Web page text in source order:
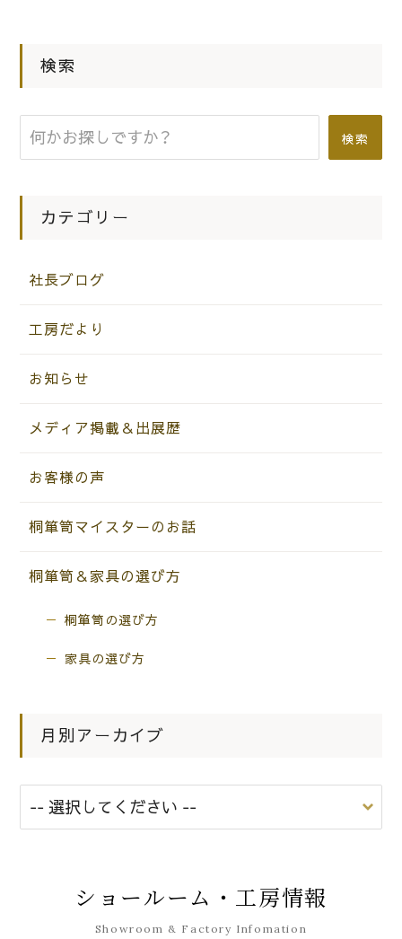
どもたち・・・・
検索
検索
カテゴリー
社長ブログ
工房だより
お知らせ
メディア掲載＆出展歴
お客様の声
桐箪笥マイスターのお話
桐箪笥＆家具の選び方
桐箪笥の選び方
家具の選び方
月別アーカイブ
ショールーム・工房情報
Showroom & Factory Infomation